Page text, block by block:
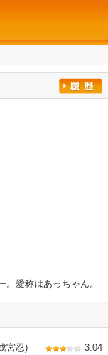
愛称はあっちゃん。
宮忍)
3.04